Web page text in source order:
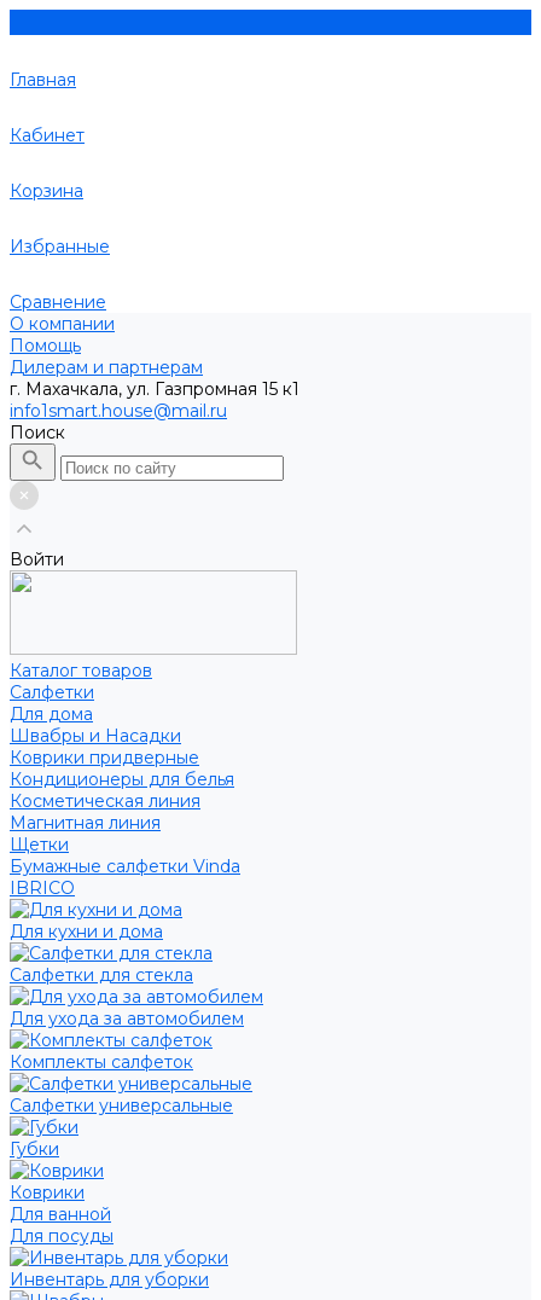
Главная
Кабинет
Корзина
Избранные
Сравнение
О компании
Помощь
Дилерам и партнерам
г. Махачкала, ул. Газпромная 15 к1
info1smart.house@mail.ru
Поиск
Войти
Каталог товаров
Салфетки
Для дома
Швабры и Насадки
Коврики придверные
Кондиционеры для белья
Косметическая линия
Магнитная линия
Щетки
Бумажные салфетки Vinda
IBRICO
Для кухни и дома
Салфетки для стекла
Для ухода за автомобилем
Комплекты салфеток
Салфетки универсальные
Губки
Коврики
Для ванной
Для посуды
Инвентарь для уборки